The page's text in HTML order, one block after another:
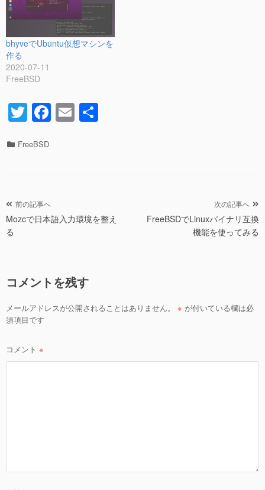
bhyveでUbuntu仮想マシンを
作る
2020-07-11
FreeBSD
T
wi
tt
F
a
o
E
m
カ FreeBSD
投
稿
ナ
ー
シ
ョ
前の記事へ
Mozcで日本語入力環境を整え
る
次の記事へ
FreeBSDでLinuxバイナリ互換
機能を使ってみる
コメントを残す
メールアドレスが公開されることはありません。 ※ が付いている欄は必
須項目です
コメント ※